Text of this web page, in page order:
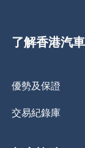
了解香港汽
優勢及保證
交易紀錄庫